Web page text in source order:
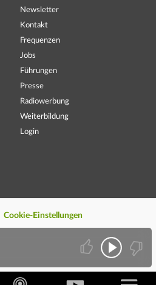
Newsletter
Kontakt
Frequenzen
Jobs
Führungen
Presse
Radiowerbung
Weiterbildung
Login
Cookie-Einstellungen